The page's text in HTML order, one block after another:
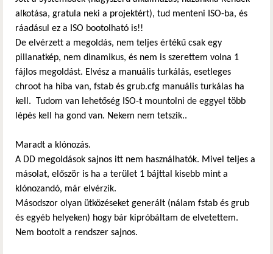
alkotása, gratula neki a projektért), tud menteni ISO-ba, és
ráadásul ez a ISO bootolható is!!
De elvérzett a megoldás, nem teljes értékű csak egy
pillanatkép, nem dinamikus, és nem is szerettem volna 1
fájlos megoldást. Elvész a manuális turkálás, esetleges
chroot ha hiba van, fstab és grub.cfg manuális turkálas ha
kell. Tudom van lehetőség ISO-t mountolni de eggyel több
lépés kell ha gond van. Nekem nem tetszik..
Maradt a klónozás.
A DD megoldások sajnos itt nem használhatók. Mivel teljes a
másolat, először is ha a terület 1 bájttal kisebb mint a
klónozandó, már elvérzik.
Másodszor olyan ütközéseket generált (nálam fstab és grub
és egyéb helyeken) hogy bár kipróbáltam de elvetettem.
Nem bootolt a rendszer sajnos.